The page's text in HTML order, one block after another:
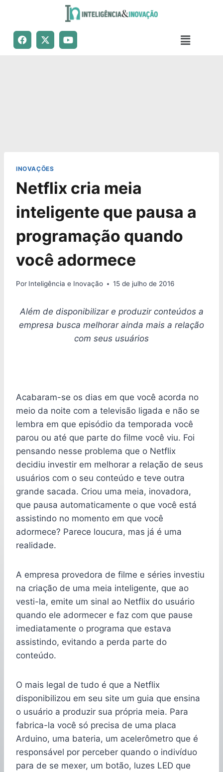
INOVAÇÕES
Netflix cria meia
inteligente que pausa a
programação quando
você adormece
Por Inteligência e Inovação 15 de julho de 2016
Além de disponibilizar e produzir conteúdos a
empresa busca melhorar ainda mais a relação
com seus usuários
Acabaram-se os dias em que você acorda no
meio da noite com a televisão ligada e não se
lembra em que episódio da temporada você
parou ou até que parte do filme você viu. Foi
pensando nesse problema que o Netflix
decidiu investir em melhorar a relação de seus
usuários com o seu conteúdo e teve outra
grande sacada. Criou uma meia, inovadora,
que pausa automaticamente o que você está
assistindo no momento em que você
adormece? Parece loucura, mas já é uma
realidade.
A empresa provedora de filme e séries investiu
na criação de uma meia inteligente, que ao
vesti-la, emite um sinal ao Netflix do usuário
quando ele adormecer e faz com que pause
imediatamente o programa que estava
assistindo, evitando a perda parte do
conteúdo.
O mais legal de tudo é que a Netflix
disponibilizou em seu site um guia que ensina
o usuário a produzir sua própria meia. Para
fabrica-la você só precisa de uma placa
Arduino, uma bateria, um acelerômetro que é
responsável por perceber quando o indivíduo
para de se mexer, um botão, luzes LED que